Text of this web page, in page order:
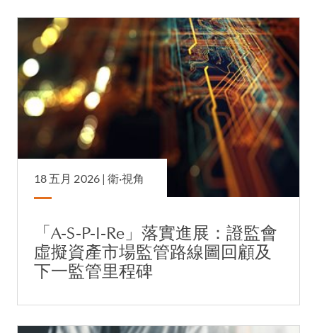
18 五月 2026 |衛·視角
「A-S-P-I-Re」落實進展：證監會
虛擬資產市場監管路線圖回顧及
下一監管里程碑